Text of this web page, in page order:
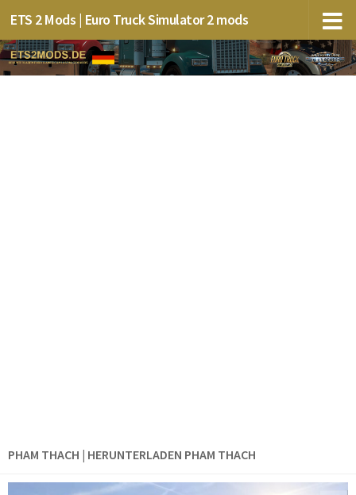
ETS 2 Mods | Euro Truck Simulator 2 mods
PHAM THACH | HERUNTERLADEN PHAM THACH